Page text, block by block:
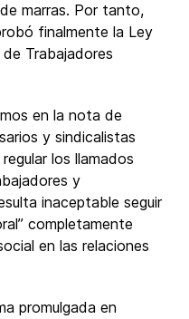
marras. Por tanto,
finalmente la Ley
Trabajadores
en la nota de
y sindicalistas
los llamados
y
inaceptable seguir
completamente
en las relaciones
promulgada en